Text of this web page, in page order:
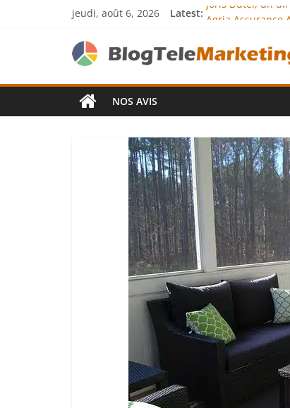
jeudi, août 6, 2026 Latest: Joris Dutel, un
JCA Academy :
Denis Bouclon :
NOS AVIS